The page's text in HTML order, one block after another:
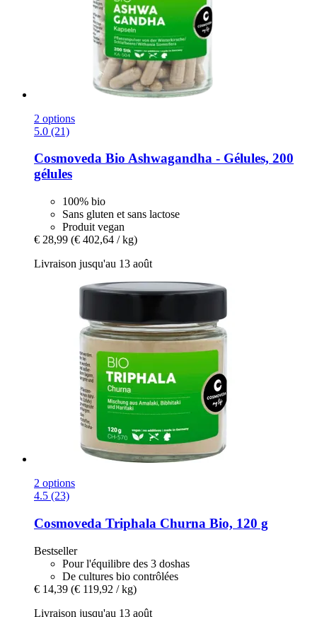
2 options
5.0 (21)
Cosmoveda Bio Ashwagandha -​ Gélules, 200
gélules
100% bio
Sans gluten et sans lactose
Produit vegan
€ 28,99 (€ 402,64 / kg)
Livraison jusqu'au 13 août
2 options
4.5 (23)
Cosmoveda Triphala Churna Bio, 120 g
Bestseller
Pour l'équilibre des 3 doshas
De cultures bio contrôlées
€ 14,39 (€ 119,92 / kg)
Livraison jusqu'au 13 août